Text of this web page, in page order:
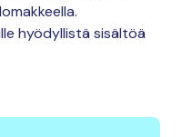
hyödyllistä sisältöä